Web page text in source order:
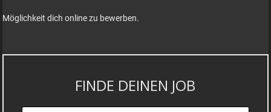
Möglichkeit dich online zu bewerben.
FINDE DEINEN JOB